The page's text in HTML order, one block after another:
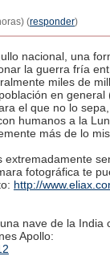
(responder)
nacional, una
la guerra fría
miles de
en
el que no lo
humanos a la
más de lo
extremadamente
fotográfica te
http://
nave de la India
Apollo: